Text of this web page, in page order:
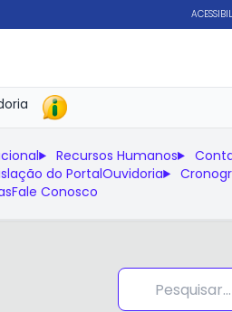
Recursos Humanos
do PortalOuvidoria
Fale Conosco